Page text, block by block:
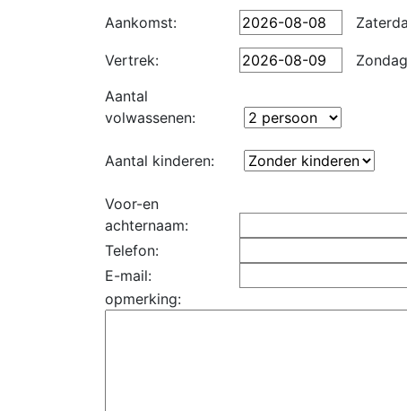
Aankomst:
Vertrek:
Zondag
Aantal
volwassenen:
Aantal kinderen:
Voor-en
achternaam:
Telefon:
E-mail:
opmerking: